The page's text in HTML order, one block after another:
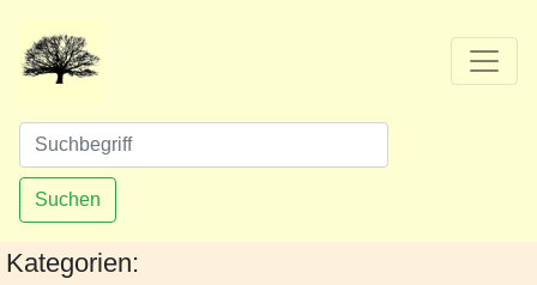
Suchen
Kategorien: